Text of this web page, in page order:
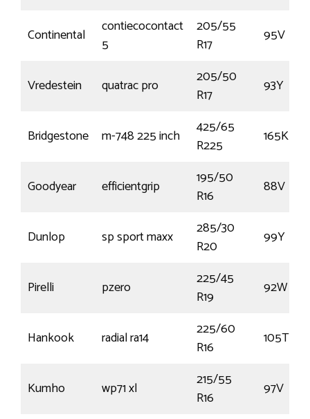
Continental
contiecocontact
5
205/55
R17
95V
Vredestein quatrac pro
205/50
R17
93Y
Bridgestone m-748 225 inch
425/65
R225
165K
Goodyear efficientgrip
195/50
R16
88V
Dunlop sp sport maxx
285/30
R20
99Y
Pirelli pzero
225/45
R19
92W
Hankook radial ra14
225/60
R16
105T
Kumho wp71 xl
215/55
R16
97V